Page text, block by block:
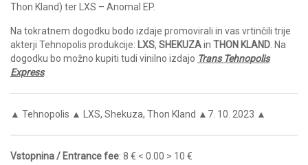
Thon Kland) ter LXS – Anomal EP.
Na tokratnem dogodku bodo izdaje promovirali in vas vrtinčili trije
akterji Tehnopolis produkcije: LXS, SHEKUZAin THON KLAND . Na
dogodku bo možno kupiti tudi vinilno izdajo Trans Tehnopolis
Express.
▲ Tehnopolis ▲ LXS, Shekuza, Thon Kland ▲7. 10. 2023 ▲
Vstopnina / Entrance fee: 8 € < 0.00 > 10 €